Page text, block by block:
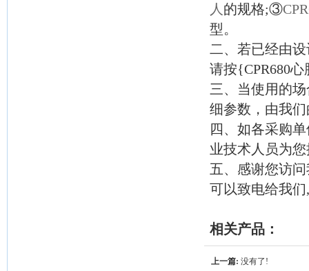
人 的规格;③
型。
二、若已经由
请按{CPR680
三、当使用的
细参数，由我
四、如各采购
业技术人员为
五、感谢您访
可以致电给我
相关产品：
上一篇: 没有了!